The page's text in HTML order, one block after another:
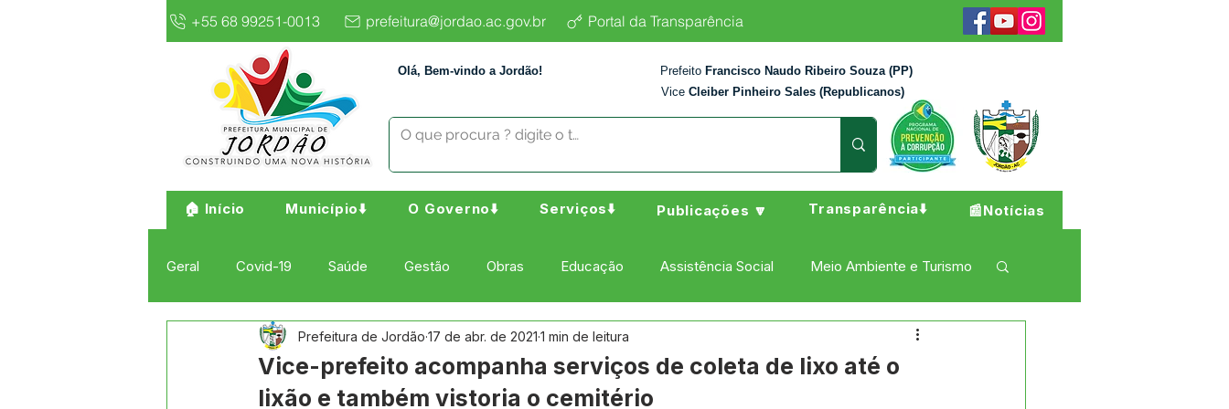
+55 68 99251-0013 prefeitura@jordao.ac.gov.br Portal da Transparência
Olá, Bem-vindo a Jordão! Prefeito Francisco Naudo Ribeiro Souza (PP)
Vice Cleiber Pinheiro Sales (Republicanos)
🏠 Início Município⬇️ O Governo⬇️ Serviços⬇️ Publicações 🔽 Transparência⬇️ 📰Notícias
Geral Covid-19 Saúde Gestão Obras Educação Assistência Social Meio Ambiente e Turismo
Institucional e Governo Cultura Esporte e Lazer Administração e Finanças Campanhas
Vice-prefeito acompanha serviços de coleta de lixo até o
lixão e também vistoria o cemitério
Prefeitura de Jordão 17 de abr. de 2021 1 min de leitura